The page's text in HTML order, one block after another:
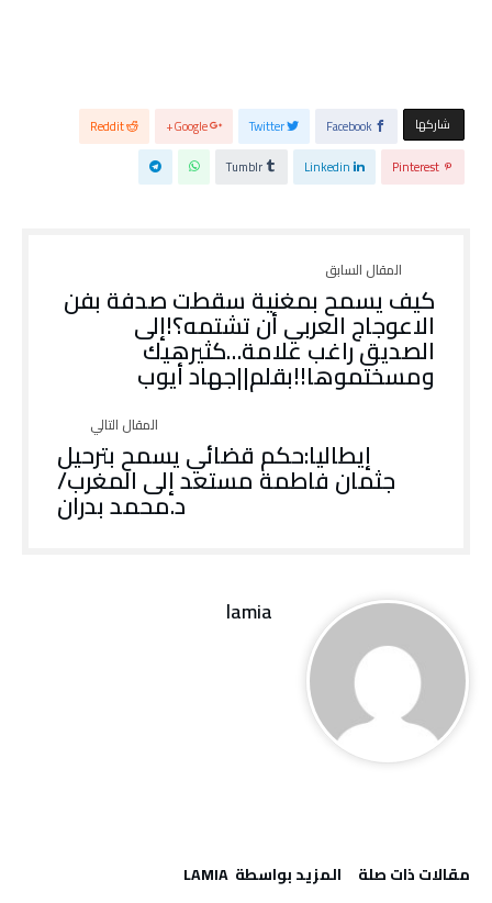
‫‫ شاركها‬ Facebook
Twitter
Google+
Reddit
Pinterest
Linkedin
Tumblr
كيف يسمح بمغنية سقطت صدفة بفن
الاعوجاج العربي أن تشتمه؟!إلى
الصديق راغب علامة…كثيرهيك
ومسختموها!!بقلم||جهاد أيوب
إيطاليا:حكم قضائي يسمح بترحيل
جثمان فاطمة مستعد إلى المغرب/
د.محمد بدران
lamia
‫مقالات ذات صلة‬ ‫‫المزيد بواسطة‬ ‬ LAMIA